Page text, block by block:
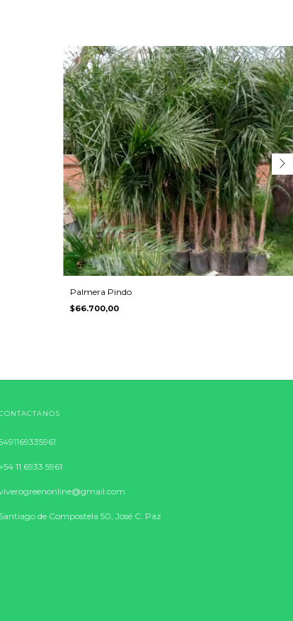
Palmera Pindo
$66.700,00
+54 11 6933 5961
Santiago de Compostela 50, José C. Paz